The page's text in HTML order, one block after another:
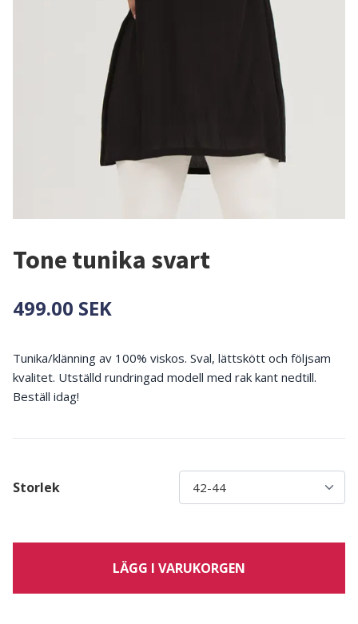
Tone tunika svart
499.00 SEK
Tunika/klänning av 100% viskos. Sval, lättskött och följsam
kvalitet. Utställd rundringad modell med rak kant nedtill.
Beställ idag!
Storlek
LÄGG I VARUKORGEN